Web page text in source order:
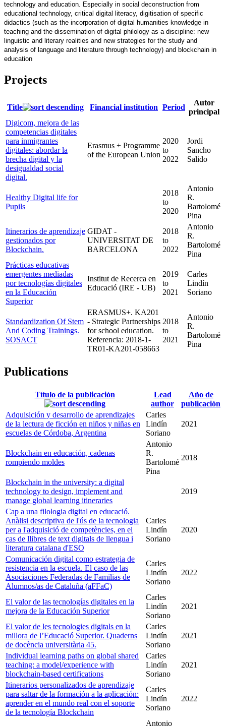
technology and education. Especially in social deconstruction from
educational technology, critical digital literacy, digitisation of specific
didactics (such as the incorporation of digital humanities knowledge in
teaching and the dissemination of digital philology as a discipline: new
linguistic and literary realities and new strategies for the study and
analysis of language and literature through technology) and blockchain in
education
Projects
Title Financial institution Period
Autor
principal
Digicom, mejora de las
competencias digitales
para inmigrantes
digitales: abordar la
brecha digital y la
desigualdad social
digital.
Erasmus + Programme
of the European Union
2020
to
2022
Jordi
Sancho
Salido
Healthy Digital life for
Pupils
2018
to
2020
Antonio
R.
Bartolomé
Pina
Itinerarios de aprendizaje
gestionados por
Blockchain.
GIDAT -
UNIVERSITAT DE
BARCELONA
2018
to
2022
Antonio
R.
Bartolomé
Pina
Prácticas educativas
emergentes mediadas
por tecnologías digitales
en la Educación
Superior
Institut de Recerca en
Educació (IRE - UB)
2019
to
2021
Carles
Lindín
Soriano
Standardization Of Stem
And Coding Trainings.
SOSACT
ERASMUS+. KA201
- Strategic Partnerships
for school education.
Referencia: 2018-1-
TR01-KA201-058663
2018
to
2021
Antonio
R.
Bartolomé
Pina
Publications
Título de la publicación
Lead
author
Año de
publicación
Adquisición y desarrollo de aprendizajes
de la lectura de ficción en niños y niñas en
escuelas de Córdoba, Argentina
Carles
Lindín
Soriano
2021
Blockchain en educación, cadenas
rompiendo moldes
Antonio
R.
Bartolomé
Pina
2018
Blockchain in the university: a digital
technology to design, implement and
manage global learning itineraries
2019
Cap a una filologia digital en educació.
Anàlisi descriptiva de l'ús de la tecnologia
per a l'adquisició de competències, en el
cas de llibres de text digitals de llengua i
literatura catalana d'ESO
Carles
Lindín
Soriano
2020
Comunicación digital como estrategia de
resistencia en la escuela. El caso de las
Asociaciones Federadas de Familias de
Alumnos/as de Cataluña (aFFaC)
Carles
Lindín
Soriano
2022
El valor de las tecnologías digitales en la
mejora de la Educación Superior
Carles
Lindín
Soriano
2021
El valor de les tecnologies digitals en la
millora de l’Educació Superior. Quaderns
de docència universitària 45.
Carles
Lindín
Soriano
2021
Individual learning paths on global shared
teaching: a model/experience with
blockchain-based certifications
Carles
Lindín
Soriano
2021
Itinerarios personalizados de aprendizaje
para saltar de la formación a la aplicación:
aprender en el mundo real con el soporte
de la tecnología Blockchain
Carles
Lindín
Soriano
2022
Antonio